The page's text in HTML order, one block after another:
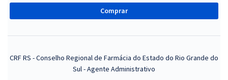
Comprar
CRF RS - Conselho Regional de Farmácia do Estado do Rio Grande do
Sul - Agente Administrativo